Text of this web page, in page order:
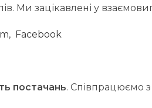
Ми зацікавлені у
, Facebook
постачань. Співпрацюємо